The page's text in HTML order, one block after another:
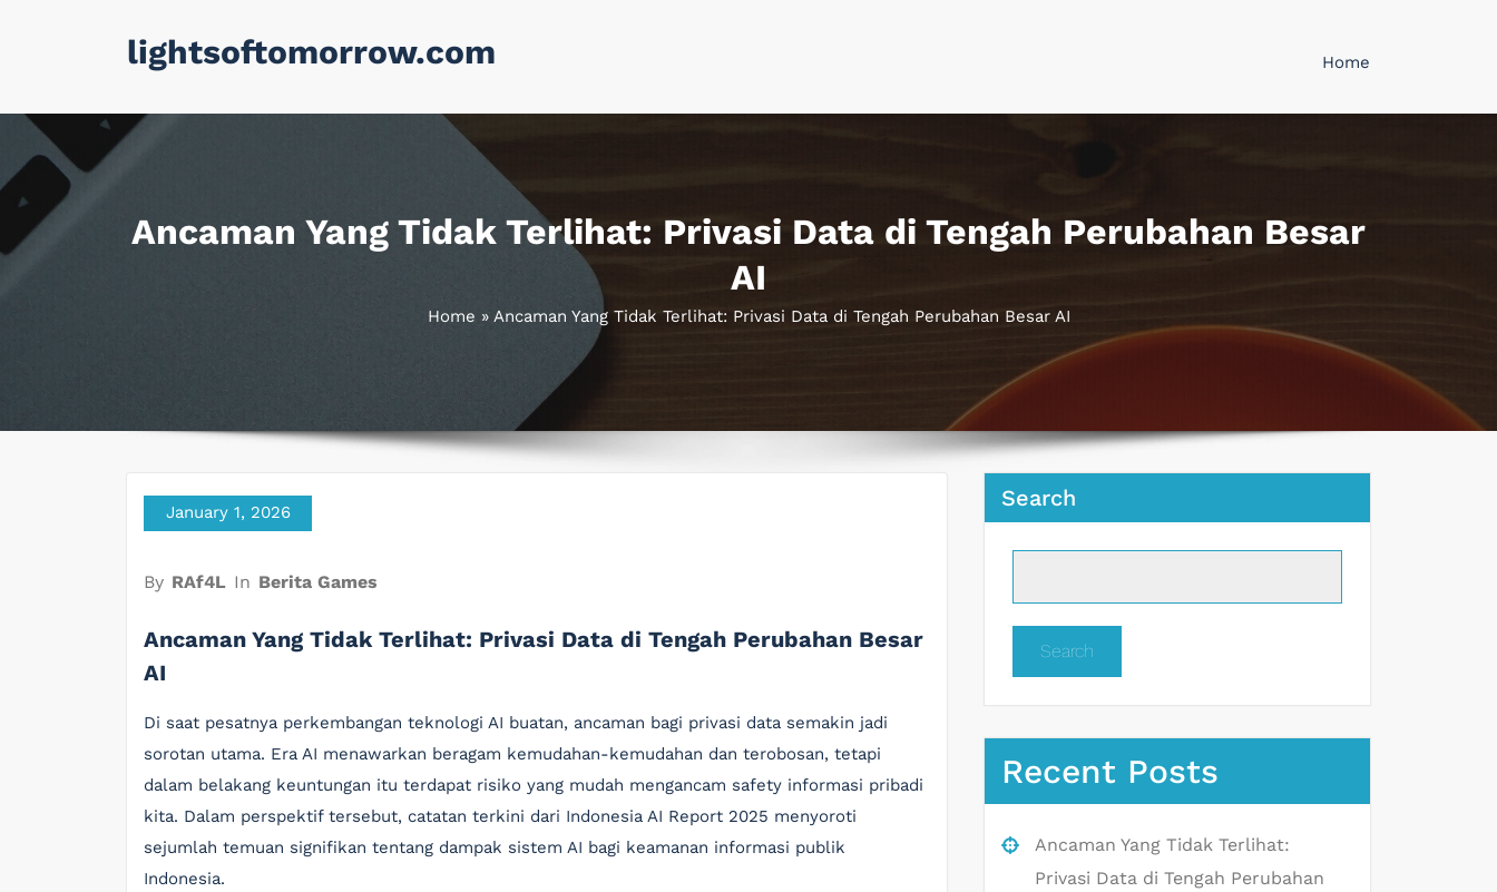
lightsoftomorrow.com Home
Ancaman Yang Tidak Terlihat: Privasi Data di Tengah Perubahan Besar
AI
Home » Ancaman Yang Tidak Terlihat: Privasi Data di Tengah Perubahan Besar AI
January 1, 2026
By RAf4L In Berita Games
Ancaman Yang Tidak Terlihat: Privasi Data di Tengah Perubahan Besar
AI
Di saat pesatnya perkembangan teknologi AI buatan, ancaman bagi privasi data semakin jadi
sorotan utama. Era AI menawarkan beragam kemudahan-kemudahan dan terobosan, tetapi
dalam belakang keuntungan itu terdapat risiko yang mudah mengancam safety informasi pribadi
kita. Dalam perspektif tersebut, catatan terkini dari Indonesia AI Report 2025 menyoroti
sejumlah temuan signifikan tentang dampak sistem AI bagi keamanan informasi publik
Indonesia.
Search
Search
Recent Posts
Ancaman Yang Tidak Terlihat:
Privasi Data di Tengah Perubahan